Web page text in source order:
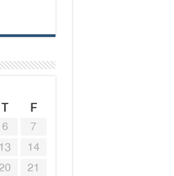
T
F
6
7
13
14
21